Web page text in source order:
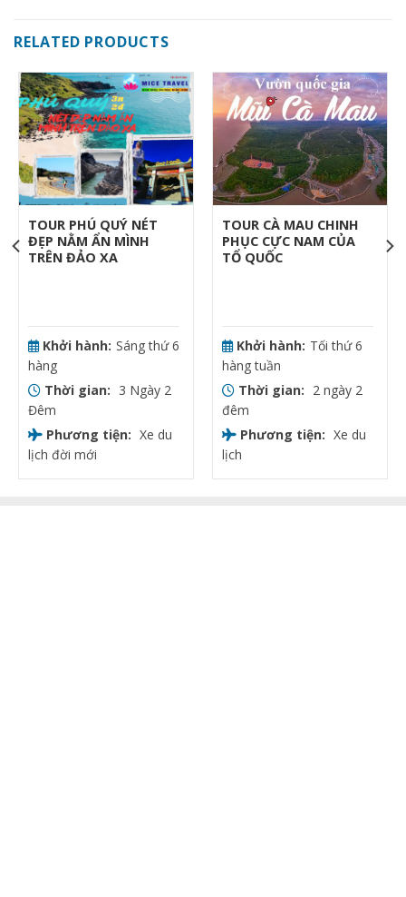
RELATED PRODUCTS
TOUR PHÚ QUÝ NÉT
ĐẸP NẰM ẨN MÌNH
TRÊN ĐẢO XA
Khởi hành: Sáng thứ 6
hàng
Thời gian: 3 Ngày 2
Đêm
Phương tiện: Xe du
lịch đời mới
TOUR CÀ MAU CHINH
PHỤC CỰC NAM CỦA
TỔ QUỐC
Khởi hành: Tối thứ 6
hàng tuần
Thời gian: 2 ngày 2
đêm
Phương tiện: Xe du
lịch